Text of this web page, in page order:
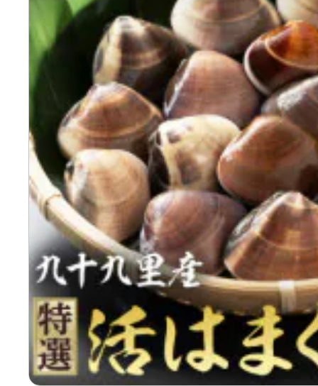
自治体直営サイト特集
はじめるバイブルとは
よくあるご質問
問い合わせ